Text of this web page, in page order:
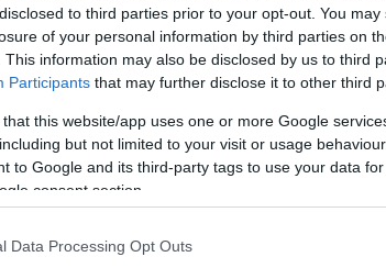
to third parties prior to your opt-out. You
of your personal information by third parties on
This information may also be disclosed by us to third
Participants that may further disclose it to other third
that this website/app uses one or more Google
but not limited to your visit or usage
to Google and its third-party tags to use your data
consent section.
Data Processing Opt Outs